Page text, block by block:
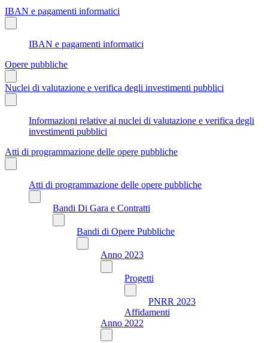
IBAN e pagamenti informatici
IBAN e pagamenti informatici
Opere pubbliche
Nuclei di valutazione e verifica degli investimenti pubblici
Informazioni relative ai nuclei di valutazione e verifica degli
investimenti pubblici
Atti di programmazione delle opere pubbliche
Atti di programmazione delle opere pubbliche
Bandi Di Gara e Contratti
Bandi di Opere Pubbliche
Anno 2023
Progetti
PNRR 2023
Affidamenti
Anno 2022